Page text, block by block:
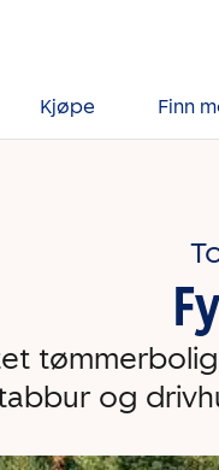
Kjøpe Finn
og